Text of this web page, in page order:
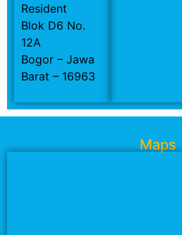
Resident
Blok D6 No.
12A
Bogor – Jawa
Barat – 16963
Maps